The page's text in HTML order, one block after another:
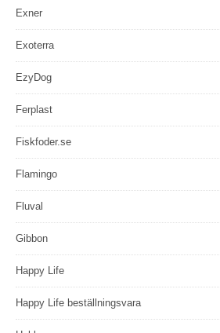
Exner
Exoterra
EzyDog
Ferplast
Fiskfoder.se
Flamingo
Fluval
Gibbon
Happy Life
Happy Life beställningsvara